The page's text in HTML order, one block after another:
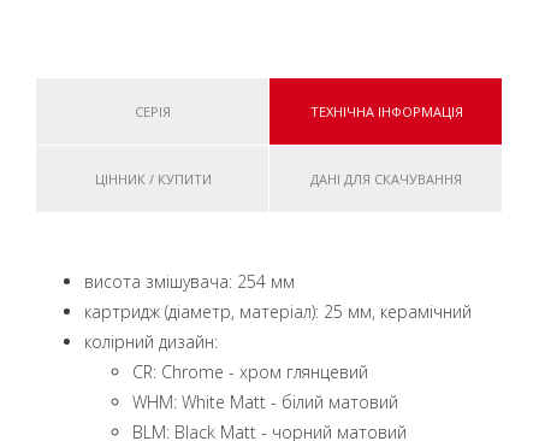
СЕРІЯ ТЕХНІЧНА ІНФОРМАЦІЯ
ЦІННИК / КУПИТИ ДАНІ ДЛЯ СКАЧУВАННЯ
висота змішувача: 254 мм
картридж (діаметр, матеріал): 25 мм, керамічний
колірний дизайн:
CR: Chrome - хром глянцевий
WHM: White Matt - білий матовий
BLM: Black Matt - чорний матовий